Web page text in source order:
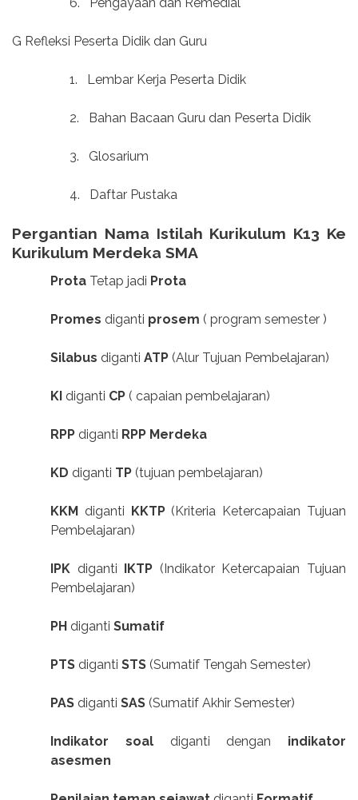
G Refleksi Peserta Didik dan Guru
1. Lembar Kerja Peserta Didik
2. Bahan Bacaan Guru dan Peserta Didik
3. Glosarium
4. Daftar Pustaka
Pergantian Nama Istilah Kurikulum K13 Ke
Kurikulum Merdeka SMA
Prota Tetap jadi Prota
Promes diganti prosem ( program semester )
Silabus diganti ATP (Alur Tujuan Pembelajaran)
KI diganti CP ( capaian pembelajaran)
RPP diganti RPP Merdeka
KD diganti TP (tujuan pembelajaran)
KKM diganti KKTP(Kriteria Ketercapaian Tujuan
Pembelajaran)
IPK diganti IKTP (Indikator Ketercapaian Tujuan
Pembelajaran)
PH diganti Sumatif
PTS diganti STS (Sumatif Tengah Semester)
PAS diganti SAS (Sumatif Akhir Semester)
Indikator soaldiganti dengan indikator
asesmen